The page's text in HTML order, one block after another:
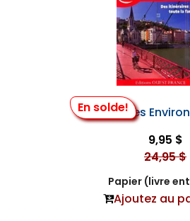
En solde!
Lyon et Ses
9,95 $
24,95 $
Papier (livre
Ajoutez au